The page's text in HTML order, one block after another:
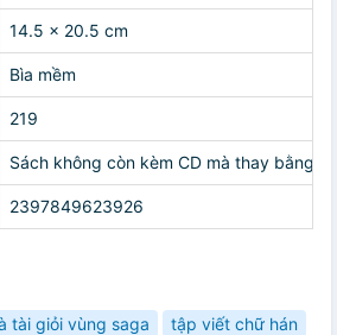
14.5 x 20.5 cm
Bìa mềm
219
Sách không còn kèm CD mà thay bằng
2397849623926
tài giỏi vùng saga
tập viết chữ hán